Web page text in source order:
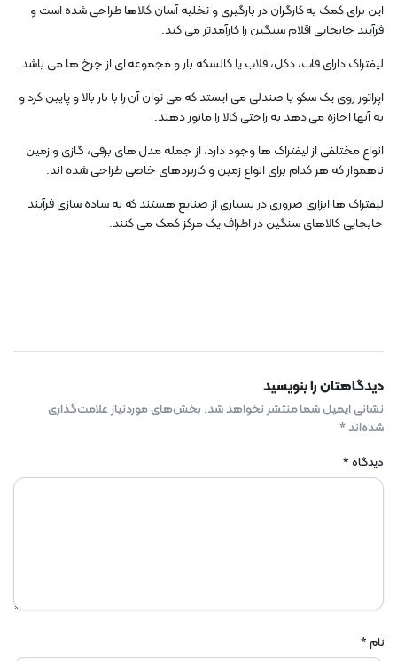
این برای کمک به کارگران در بارگیری و تخلیه آسان کالاها طراحی شده است و
فرآیند جابجایی اقلام سنگین را کارآمدتر می کند.
لیفتراک دارای قاب، دکل، قلاب یا کالسکه بار و مجموعه ای از چرخ ها می باشد.
اپراتور روی یک سکو یا صندلی می ایستد که می توان آن را با بار بالا و پایین کرد و
به آنها اجازه می دهد به راحتی کالا را مانور دهند.
انواع مختلفی از لیفتراک ها وجود دارد، از جمله مدل های برقی، گازی و زمین
ناهموار که هر کدام برای انواع زمین و کاربردهای خاصی طراحی شده اند.
لیفتراک ها ابزاری ضروری در بسیاری از صنایع هستند که به ساده سازی فرآیند
جابجایی کالاهای سنگین در اطراف یک مرکز کمک می کنند.
دیدگاهتان را بنویسید
نشانی ایمیل شما منتشر نخواهد شد. بخش‌های موردنیاز علامت‌گذاری
شده‌اند*
دیدگاه *
نام *